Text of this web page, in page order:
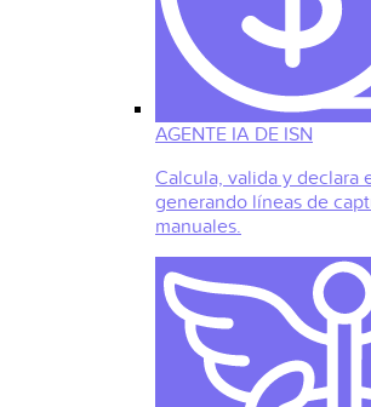
AGENTE IA DE ISN
Calcula, valida y declara
generando líneas de
manuales.